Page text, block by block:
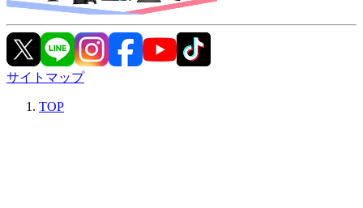
サイトマップ
TOP